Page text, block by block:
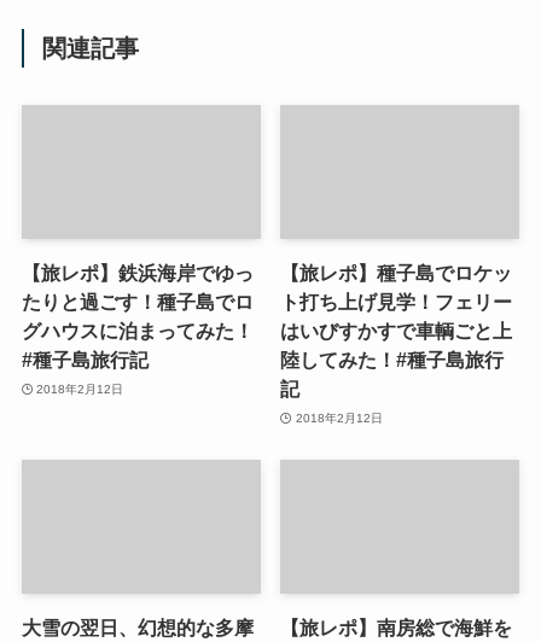
関連記事
【旅レポ】鉄浜海岸でゆっ
たりと過ごす！種子島でロ
グハウスに泊まってみた！
#種子島旅行記
2018年2月12日
【旅レポ】種子島でロケッ
ト打ち上げ見学！フェリー
はいびすかすで車輌ごと上
陸してみた！#種子島旅行
記
2018年2月12日
大雪の翌日、幻想的な多摩 【旅レポ】南房総で海鮮を